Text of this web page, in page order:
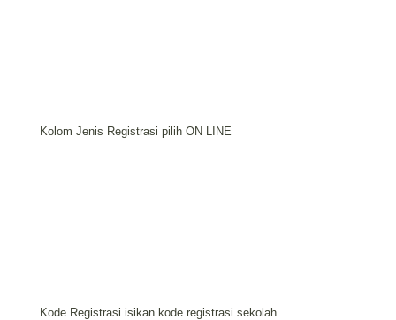
Kolom Jenis Registrasi pilih ON LINE
Kode Registrasi isikan kode registrasi sekolah